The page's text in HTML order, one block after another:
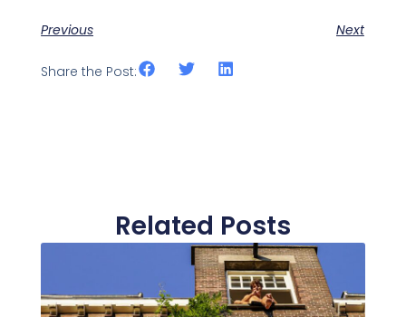
Previous Next
Share the Post:
Related Posts